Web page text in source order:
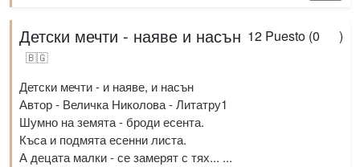
12 Puesto (0 )
Детски мечти - наяве и насън
🇧🇬
Детски мечти - и наяве, и насън
Автор - Величка Николова - Литатру1
Шумно на земята - броди есента.
Къса и подмята есенни листа.
А децата малки - се замерят с тях... ...